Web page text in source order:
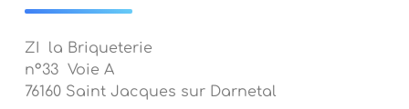
ZI la Briqueterie
n°33 Voie A
76160 Saint Jacques sur Darnetal